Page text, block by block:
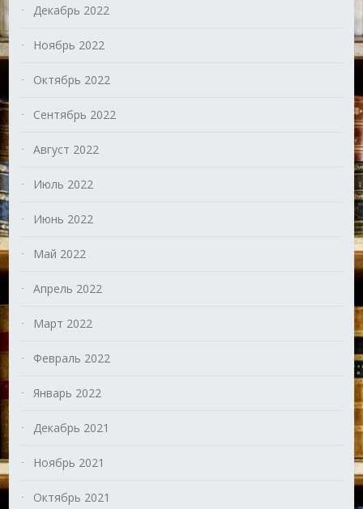
Декабрь 2022
Ноябрь 2022
Октябрь 2022
Сентябрь 2022
Август 2022
Июль 2022
Июнь 2022
Май 2022
Апрель 2022
Март 2022
Февраль 2022
Январь 2022
Декабрь 2021
Ноябрь 2021
Октябрь 2021